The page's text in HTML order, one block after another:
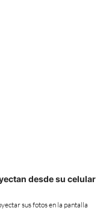
desde su celular
sus fotos en la pantalla